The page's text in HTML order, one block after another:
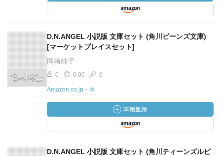
D.N.ANGEL 小説版 文庫セット (角川ビーンズ文庫)
[マーケットプレイスセット]
岡崎純子
0 0.00 0
Amazon.co.jp・本
D.N.ANGEL 小説版 文庫セット (角川ティーンズルビ